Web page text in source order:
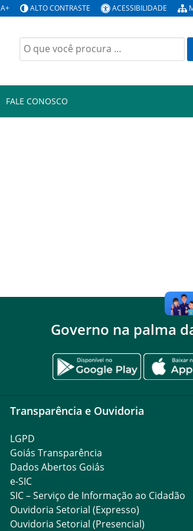
A+ ALTO CONTRASTE ACESSIBILIDADE
Buscar
por:
FALE CONOSCO
Governo na palma
Transparência e Ouvidoria
LGPD
Goiás Transparência
Dados Abertos Goiás
e-SIC
SIC – Serviço de Informação ao Cidadão
Ouvidoria Setorial (Expresso)
Ouvidoria Setorial (Presencial)